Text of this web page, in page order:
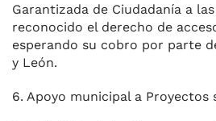
Garantizada de Ciudadanía a
reconocido el derecho de
esperando su cobro por parte
y León.
6. Apoyo municipal a Proyectos